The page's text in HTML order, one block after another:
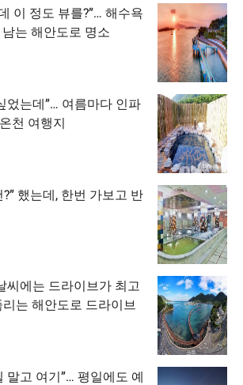
이 정도 뷰를?”… 해수욕
는 해안도로 명소
었는데”… 여름마다 인파
천 여행지
했는데, 한번 가보고 반
씨에는 드라이브가 최고
는 해안도로 드라이브
말고 여기”… 평일에도 예